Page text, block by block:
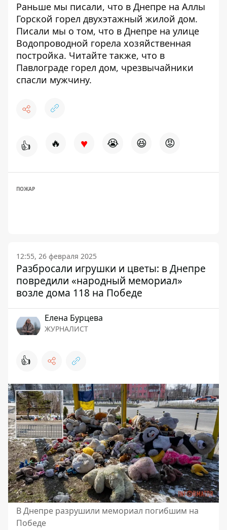
Раньше мы писали, что в Днепре на Аллы
Горской горел двухэтажный жилой дом.
Писали мы о том, что в Днепре на улице
Водопроводной горела хозяйственная
постройка. Читайте также, что в
Павлограде горел дом, чрезвычайники
спасли мужчину.
👍 🔥 ♥ 😭 😆 😡
ПОЖАР
12:55, 26 февраля 2025
Разбросали игрушки и цветы: в Днепре
повредили «народный мемориал»
возле дома 118 на Победе
Елена Бурцева
ЖУРНАЛИСТ
👍
В Днепре разрушили мемориал погибшим на
Победе